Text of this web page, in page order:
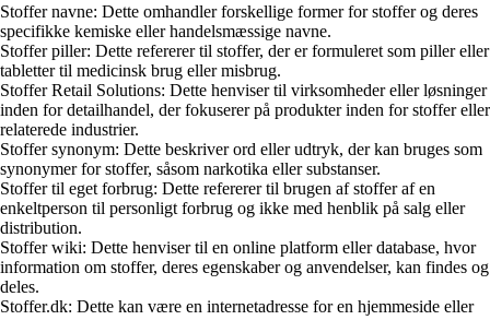
Stoffer navne: Dette omhandler forskellige former for stoffer og deres
specifikke kemiske eller handelsmæssige navne.
Stoffer piller: Dette refererer til stoffer, der er formuleret som piller eller
tabletter til medicinsk brug eller misbrug.
Stoffer Retail Solutions: Dette henviser til virksomheder eller løsninger
inden for detailhandel, der fokuserer på produkter inden for stoffer eller
relaterede industrier.
Stoffer synonym: Dette beskriver ord eller udtryk, der kan bruges som
synonymer for stoffer, såsom narkotika eller substanser.
Stoffer til eget forbrug: Dette refererer til brugen af stoffer af en
enkeltperson til personligt forbrug og ikke med henblik på salg eller
distribution.
Stoffer wiki: Dette henviser til en online platform eller database, hvor
information om stoffer, deres egenskaber og anvendelser, kan findes og
deles.
Stoffer.dk: Dette kan være en internetadresse for en hjemmeside eller